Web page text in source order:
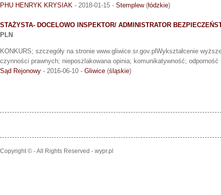
PHU HENRYK KRYSIAK - 2018-01-15 - Stemplew(łódzkie)
STAŻYSTA- DOCELOWO INSPEKTOR/ ADMINISTRATOR
PLN
KONKURS; szczegóły na stronie www.gliwice.sr.gov.plWykształcenie
czynności prawnych; nieposzlakowana opinia; komunikatywność;
Sąd Rejonowy - 2016-06-10 - Gliwice (śląskie)
Copyright © - All Rights Reserved - wypr.pl